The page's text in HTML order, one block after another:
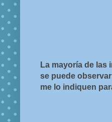
La mayoría de las
se puede
me lo indiquen